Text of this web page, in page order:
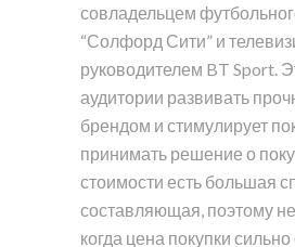
совладельцем
“Солфорд Сити” и
руководителем BT Sport.
аудитории развивать
брендом и стимулирует
принимать решение о
стоимости есть большая
составляющая, поэтому
когда цена покупки